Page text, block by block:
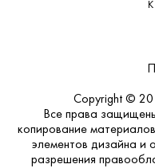
Copyright ©
Все права
копирование
элементов дизайна и
разрешения